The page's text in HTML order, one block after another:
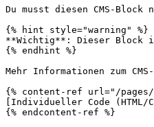
Du musst diesen CMS-
{% hint style="warning" %}
**Wichtig**: Dieser Block
{% endhint %}
Mehr Informationen zum
{% content-ref url="/pages/
[Individueller Code
{% endcontent-ref %}